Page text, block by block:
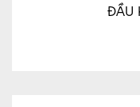
ĐẦU